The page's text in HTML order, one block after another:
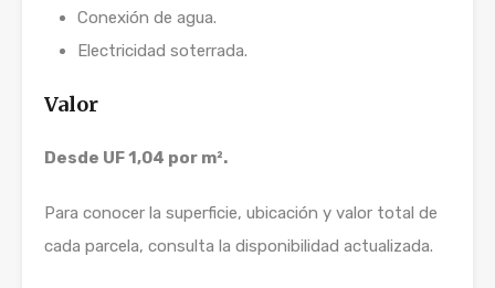
Conexión de agua.
Electricidad soterrada.
Valor
Desde UF 1,04 por m².
Para conocer la superficie, ubicación y valor total de
cada parcela, consulta la disponibilidad actualizada.